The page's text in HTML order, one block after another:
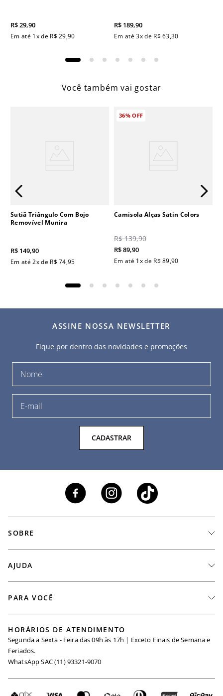
R$29,90
Em até 1x de R$ 29,90
R$ 189,90
Em até3x de R$ 63,30
Você também vai gostar
Sutiã Triângulo Com Bojo
Removível Munira
R$ 149,90
Em até2x de R$ 74,95
36%OFF
Camisola Alças Satin Colors
R$ 139,90
R$89,90
Em até 1x de R$ 89,90
ASSINE NOSSA NEWSLETTER
Fique por dentro das novidades e promoções
CADASTRAR
SOBRE
Seja um Revendedor
Igualdade Salarial
Requisição de Dados
AJUDA
Minha Conta
Trocas
PARA VOCÊ
Maternidade
Seja um Afiliado
HORÁRIOS DE ATENDIMENTO
Segunda a Sexta - Feira das 09h às 17h | Exceto Finais de Semana e
Feriados.
WhatsApp SAC (11) 93321-9070